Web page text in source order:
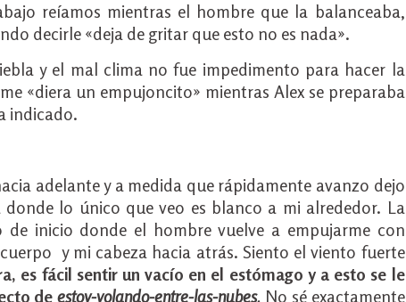
reíamos mientras el hombre que la balanceaba,
decirle «deja de gritar que esto no es nada».
y el mal clima no fue impedimento para hacer la
«diera un empujoncito» mientras Alex se preparaba
indicado.
adelante y a medida que rápidamente avanzo dejo
lo único que veo es blanco a mi alrededor. La
inicio donde el hombre vuelve a empujarme con
y mi cabeza hacia atrás. Siento el viento fuerte
es fácil sentir un vacío en el estómago y a esto se le
de estoy-volando-entre-las-nubes. No sé exactamente